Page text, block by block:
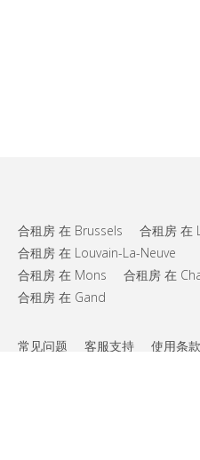
合租房 在 Brussels 合租房 在
合租房 在 Louvain-La-Neuve
合租房 在 Mons
合租房 在
合租房 在 Gand
常见问题 客服支持 使用条款